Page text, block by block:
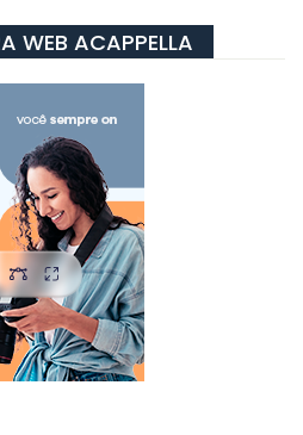
WEB ACAPPELLA